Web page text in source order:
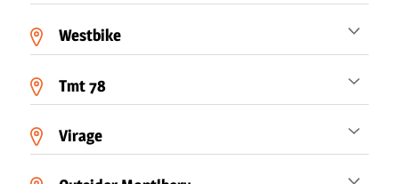
Westbike
Tmt 78
Virage